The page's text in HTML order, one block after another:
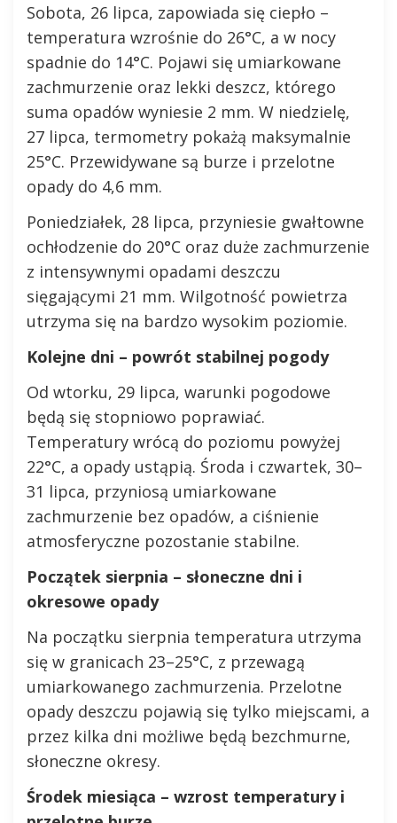
Sobota, 26 lipca, zapowiada się ciepło –
temperatura wzrośnie do 26°C, a w nocy
spadnie do 14°C. Pojawi się umiarkowane
zachmurzenie oraz lekki deszcz, którego
suma opadów wyniesie 2 mm. W niedzielę,
27 lipca, termometry pokażą maksymalnie
25°C. Przewidywane są burze i przelotne
opady do 4,6 mm.
Poniedziałek, 28 lipca, przyniesie gwałtowne
ochłodzenie do 20°C oraz duże zachmurzenie
z intensywnymi opadami deszczu
sięgającymi 21 mm. Wilgotność powietrza
utrzyma się na bardzo wysokim poziomie.
Kolejne dni – powrót stabilnej pogody
Od wtorku, 29 lipca, warunki pogodowe
będą się stopniowo poprawiać.
Temperatury wrócą do poziomu powyżej
22°C, a opady ustąpią. Środa i czwartek, 30–
31 lipca, przyniosą umiarkowane
zachmurzenie bez opadów, a ciśnienie
atmosferyczne pozostanie stabilne.
Początek sierpnia – słoneczne dni i
okresowe opady
Na początku sierpnia temperatura utrzyma
się w granicach 23–25°C, z przewagą
umiarkowanego zachmurzenia. Przelotne
opady deszczu pojawią się tylko miejscami, a
przez kilka dni możliwe będą bezchmurne,
słoneczne okresy.
Środek miesiąca – wzrost temperatury i